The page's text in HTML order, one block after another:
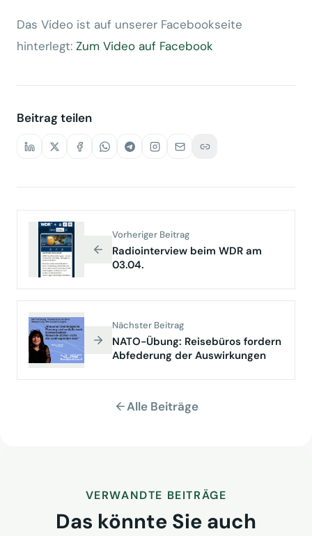
Das Video ist auf unserer Facebookseite
hinterlegt: Zum Video auf Facebook
Beitrag teilen
Vorheriger Beitrag
Radiointerview beim WDR am
03.04.
Nächster Beitrag
NATO-Übung: Reisebüros fordern
Abfederung der Auswirkungen
Alle Beiträge
VERWANDTE BEITRÄGE
Das könnte Sie auch